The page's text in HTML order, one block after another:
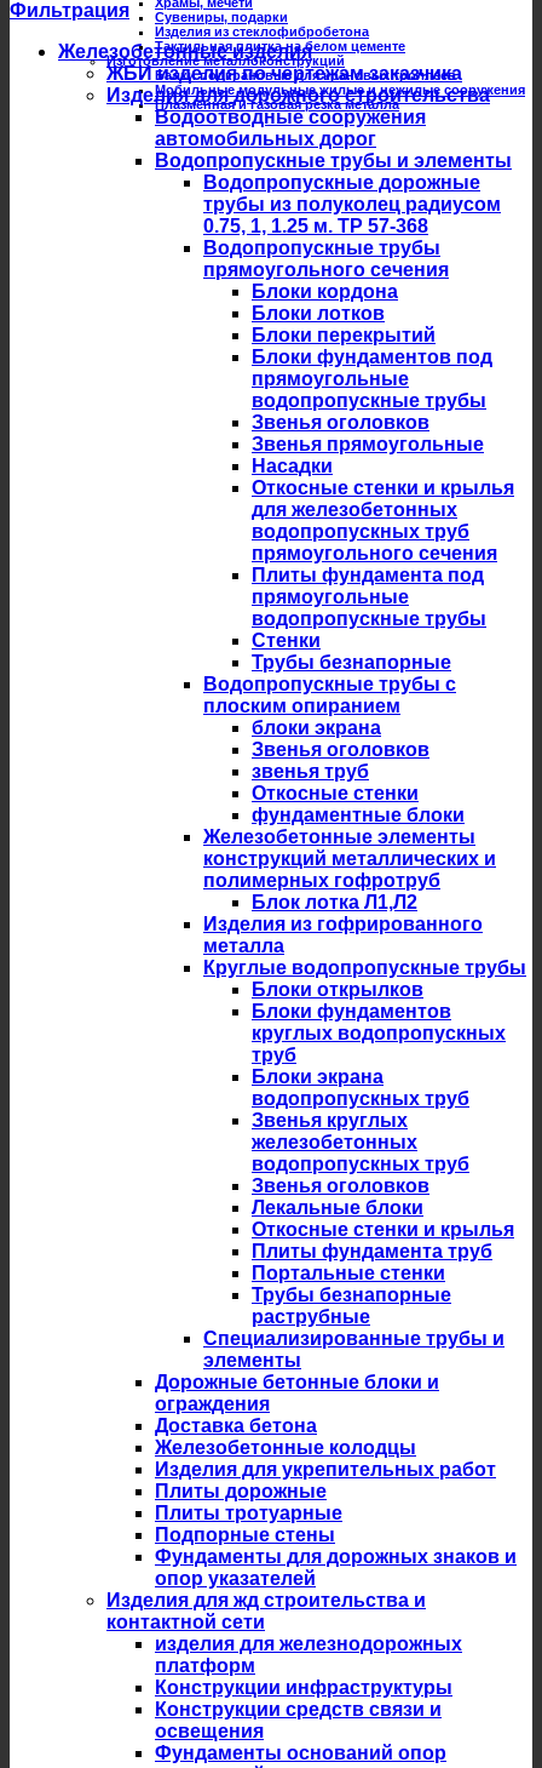
Сувениры, подарки
Изделия из стеклофибробетона
Тактильная плитка на белом цементе
Изготовление металлоконструкций
Балки подкрановые для крановых троллеев
Мобильные модульные жилые и нежилые сооружения
Плазменная и газовая резка металла
Фильтрация
Железобетонные изделия
ЖБИ изделия по чертежам заказчика
Изделия для дорожного строительства
Водоотводные сооружения
автомобильных дорог
Водопропускные трубы и элементы
Водопропускные дорожные
трубы из полуколец радиусом
0.75, 1, 1.25 м. ТР 57-368
Водопропускные трубы
прямоугольного сечения
Блоки кордона
Блоки лотков
Блоки перекрытий
Блоки фундаментов под
прямоугольные
водопропускные трубы
Звенья оголовков
Звенья прямоугольные
Насадки
Откосные стенки и крылья
для железобетонных
водопропускных труб
прямоугольного сечения
Плиты фундамента под
прямоугольные
водопропускные трубы
Стенки
Трубы безнапорные
Водопропускные трубы с
плоским опиранием
блоки экрана
Звенья оголовков
звенья труб
Откосные стенки
фундаментные блоки
Железобетонные элементы
конструкций металлических и
полимерных гофротруб
Блок лотка Л1,Л2
Изделия из гофрированного
металла
Круглые водопропускные трубы
Блоки открылков
Блоки фундаментов
круглых водопропускных
труб
Блоки экрана
водопропускных труб
Звенья круглых
железобетонных
водопропускных труб
Звенья оголовков
Лекальные блоки
Откосные стенки и крылья
Плиты фундамента труб
Портальные стенки
Трубы безнапорные
раструбные
Специализированные трубы и
элементы
Дорожные бетонные блоки и
ограждения
Доставка бетона
Железобетонные колодцы
Изделия для укрепительных работ
Плиты дорожные
Плиты тротуарные
Подпорные стены
Фундаменты для дорожных знаков и
опор указателей
Изделия для жд строительства и
контактной сети
изделия для железнодорожных
платформ
Конструкции инфраструктуры
Конструкции средств связи и
освещения
Фундаменты оснований опор